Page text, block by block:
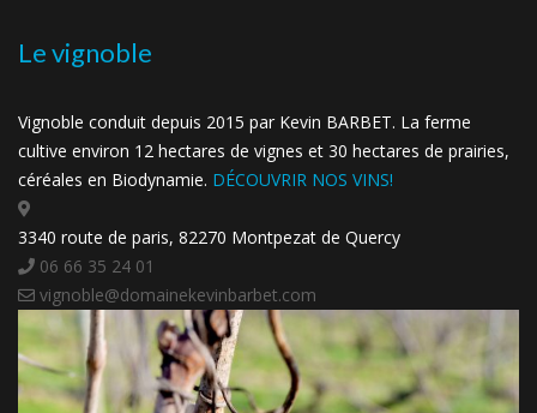
Le vignoble
Vignoble conduit depuis 2015 par Kevin BARBET. La ferme
cultive environ 12 hectares de vignes et 30 hectares de prairies,
céréales en Biodynamie. DÉCOUVRIR NOS VINS!
3340 route de paris, 82270 Montpezat de Quercy
06 66 35 24 01
vignoble@domainekevinbarbet.com